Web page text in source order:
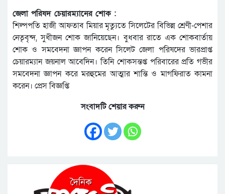
জেলা পরিষদ চেয়ারম্যানের শোক :
শিল্পপতি হাজী আফতাব মিয়ার মৃত্যুতে সিলেটের বিভিন্ন শ্রেণী-পেশার
নেতৃবৃন্দ, সুধীজন শোক জানিয়েছেন। বুধবার রাতে এক শোকবার্তায়
শোক ও সমবেদনা জ্ঞাপন করেন সিলেট জেলা পরিষদের ভারপ্রাপ্ত
চেয়ারম্যান জয়নাল আবেদিন। তিনি শোকসন্তপ্ত পরিবারের প্রতি গভীর
সমবেদনা জ্ঞাপন করে মরহুমের আত্মার শান্তি ও মাগফিরাত কামনা
করেন। প্রেস বিজ্ঞপ্তি
সংবাদটি শেয়ার করুন